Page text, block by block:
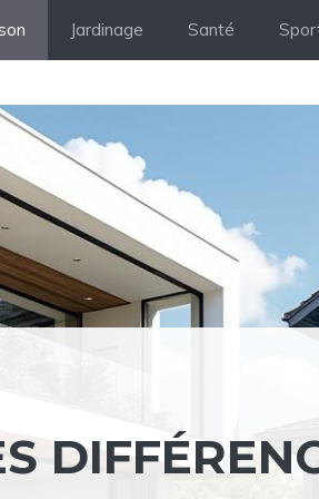
Jardinage Santé